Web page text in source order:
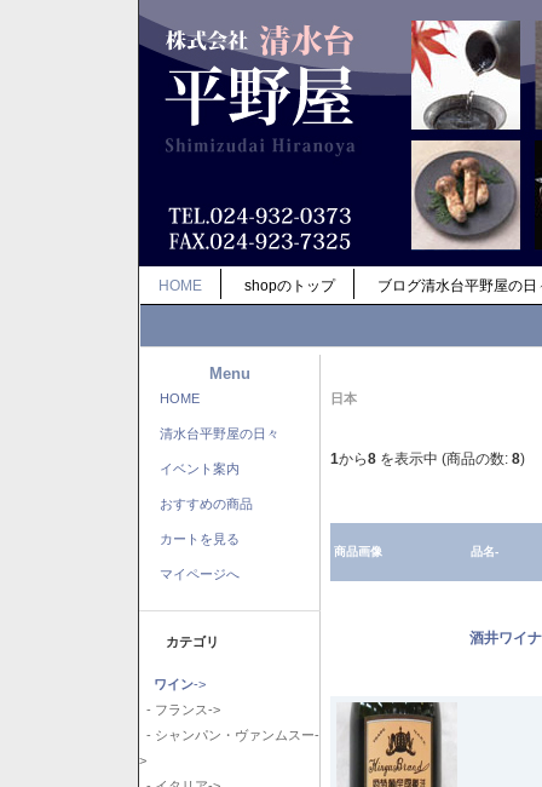
HOME shopのトップ ブログ清水台平野屋の日
Menu
HOME
清水台平野屋の日々
イベント案内
おすすめの商品
カートを見る
マイページへ
カテゴリ
ワイン->
- フランス->
- シャンパン・ヴァンムスー-
>
日本
1から8 を表示中 (商品の数: 8)
商品画像 品名-
酒井ワイ